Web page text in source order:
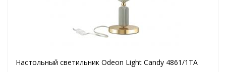
Настольный светильник Odeon Light Candy 4861/1TA